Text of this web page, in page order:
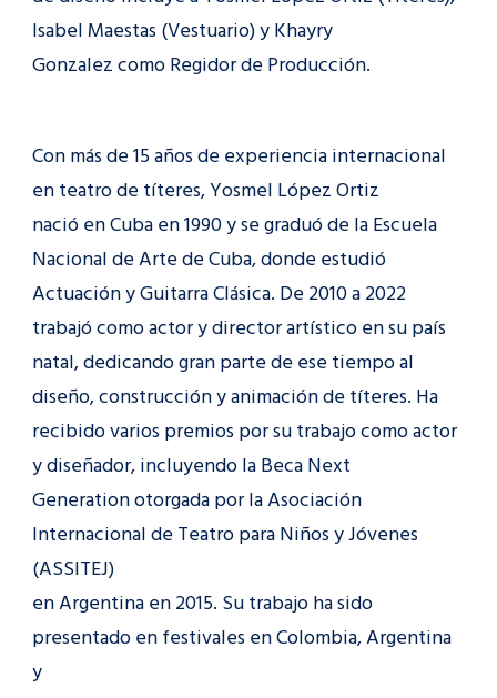
Isabel Maestas (Vestuario) y Khayry
Gonzalez como Regidor de Producción.
Con más de 15 años de experiencia internacional
en teatro de títeres, Yosmel López Ortiz
nació en Cuba en 1990 y se graduó de la Escuela
Nacional de Arte de Cuba, donde estudió
Actuación y Guitarra Clásica. De 2010 a 2022
trabajó como actor y director artístico en su país
natal, dedicando gran parte de ese tiempo al
diseño, construcción y animación de títeres. Ha
recibido varios premios por su trabajo como actor
y diseñador, incluyendo la Beca Next
Generation otorgada por la Asociación
Internacional de Teatro para Niños y Jóvenes
(ASSITEJ)
en Argentina en 2015. Su trabajo ha sido
presentado en festivales en Colombia, Argentina
y